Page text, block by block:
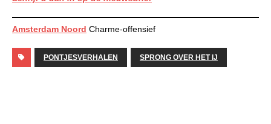
Amsterdam Noord Charme-offensief
PONTJESVERHALEN SPRONG OVER HET IJ